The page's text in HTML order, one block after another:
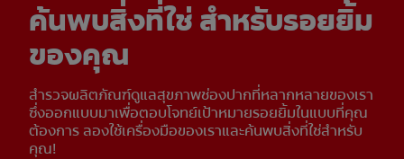
ค้นพบสิ่งที่ใช่ สำหรับรอยยิ้ม
ของคุณ
สำรวจผลิตภัณฑ์ดูแลสุขภาพช่องปากที่หลากหลายของเรา
ซึ่งออกแบบมาเพื่อตอบโจทย์เป้าหมายรอยยิ้มในแบบที่คุณ
ต้องการ ลองใช้เครื่องมือของเราและค้นพบสิ่งที่ใช่สำหรับ
คุณ!